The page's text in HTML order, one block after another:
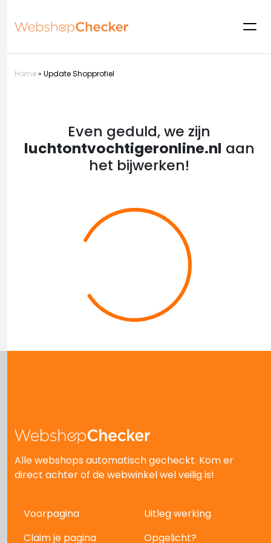
Home» Update Shopprofiel
Even geduld, we zijn
luchtontvochtigeronline.nl aan
het bijwerken!
Alle webshops automatisch gecheckt. Kom er
direct achter of de webwinkel wel veilig is!
Voorpagina
Uitleg werking
Claim je pagina
Opgelicht?